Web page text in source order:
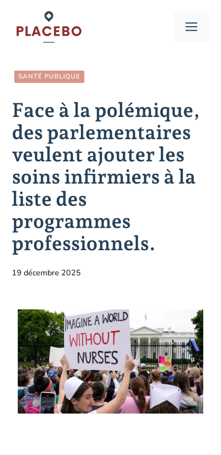
contenu
SANTÉ PUBLIQUE
Face à la polémique,
des parlementaires
veulent ajouter les
soins infirmiers à la
liste des
programmes
professionnels.
19 décembre 2025